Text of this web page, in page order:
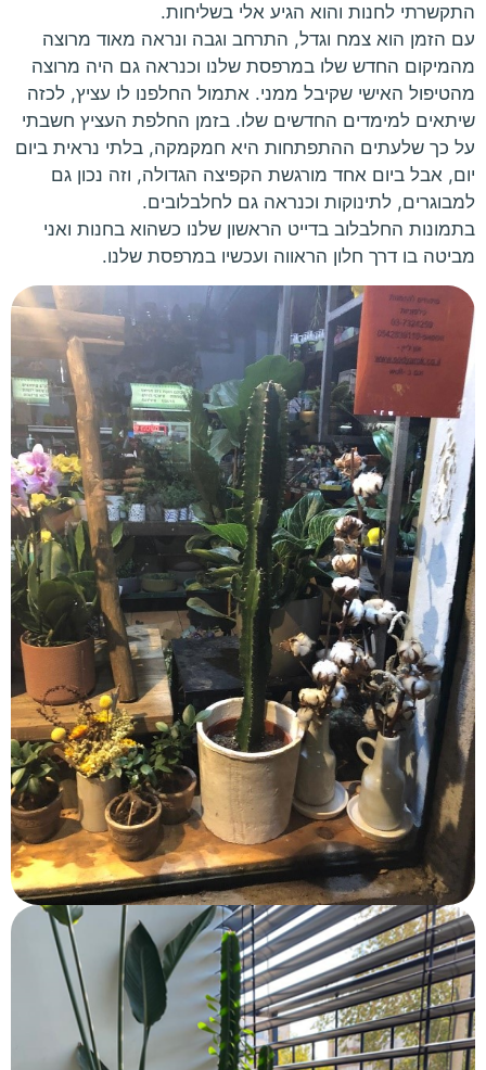
התקשרתי לחנות והוא הגיע אלי בשליחות.
עם הזמן הוא צמח וגדל, התרחב וגבה ונראה מאוד מרוצה
מהמיקום החדש שלו במרפסת שלנו וכנראה גם היה מרוצה
מהטיפול האישי שקיבל ממני. אתמול החלפנו לו עציץ, לכזה
שיתאים למימדים החדשים שלו. בזמן החלפת העציץ חשבתי
על כך שלעתים ההתפתחות היא חמקמקה, בלתי נראית ביום
יום, אבל ביום אחד מורגשת הקפיצה הגדולה, וזה נכון גם
למבוגרים, לתינוקות וכנראה גם לחלבלובים.
בתמונות החלבלוב בדייט הראשון שלנו כשהוא בחנות ואני
מביטה בו דרך חלון הראווה ועכשיו במרפסת שלנו.